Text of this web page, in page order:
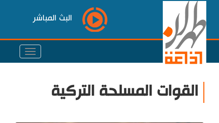
البث المباشر
القوات المسلحة التركية